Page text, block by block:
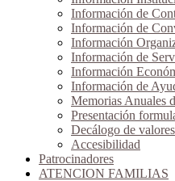
Información de
Información de
Información
Información de
Información
Información de
Memorias Anuales
Presentación
Decálogo de valores
Accesibilidad
Patrocinadores
ATENCION FAMILIAS